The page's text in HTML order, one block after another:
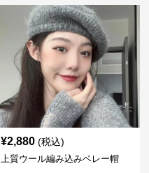
¥2,880 (税込)
上質ウール編み込みベレー帽